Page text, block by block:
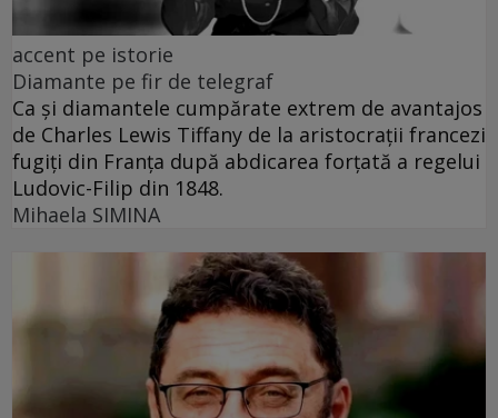
accent pe istorie
Diamante pe fir de telegraf
Ca și diamantele cumpărate extrem de avantajos
de Charles Lewis Tiffany de la aristocrații francezi
fugiți din Franța după abdicarea forțată a regelui
Ludovic-Filip din 1848.
Mihaela SIMINA